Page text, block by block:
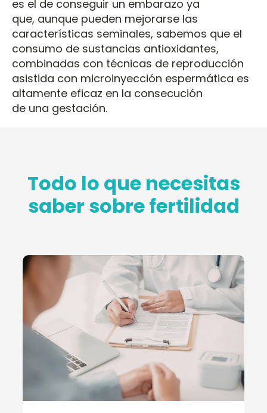
es el de conseguir un embarazo ya
que, aunque pueden mejorarse las
características seminales, sabemos que el
consumo de sustancias antioxidantes,
combinadas con técnicas de reproducción
asistida con microinyección espermática es
altamente eficaz en la consecución
de una gestación.
Todo lo que necesitas
saber sobre fertilidad